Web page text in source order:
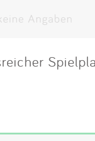
Angaben